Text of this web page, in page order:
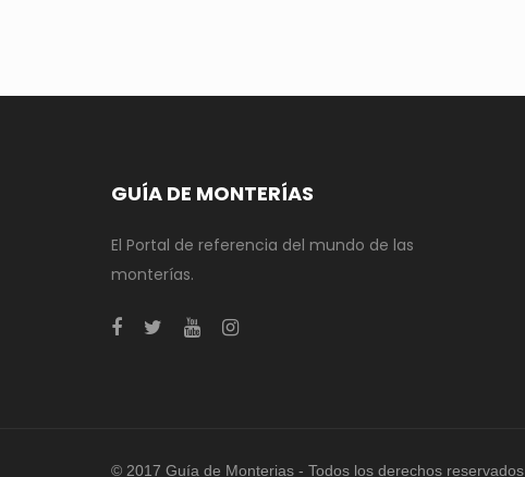
GUÍA DE MONTERÍAS
El Portal de referencia del mundo de las
monterías.
© 2017 Guía de Monterias - Todos los derechos reservados.